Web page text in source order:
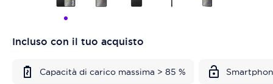
Incluso con il tuo acquisto
Capacità di carico massima > 85 %